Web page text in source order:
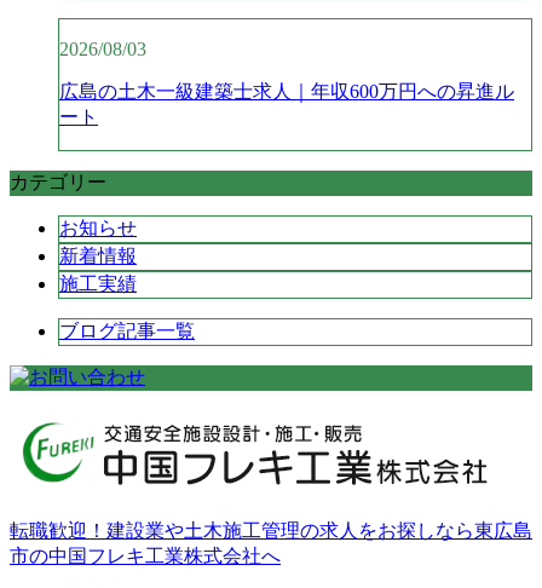
2026/08/03
広島の土木一級建築士求人｜年収600万円への昇進ル
ート
カテゴリー
お知らせ
新着情報
施工実績
ブログ記事一覧
転職歓迎！建設業や土木施工管理の求人をお探しなら東広島
市の中国フレキ工業株式会社へ